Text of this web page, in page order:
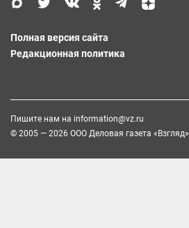
Полная версия сайта
Редакционная политика
Пишите нам на information@vz.ru
© 2005 — 2026 ООО Деловая газета «Взгляд»